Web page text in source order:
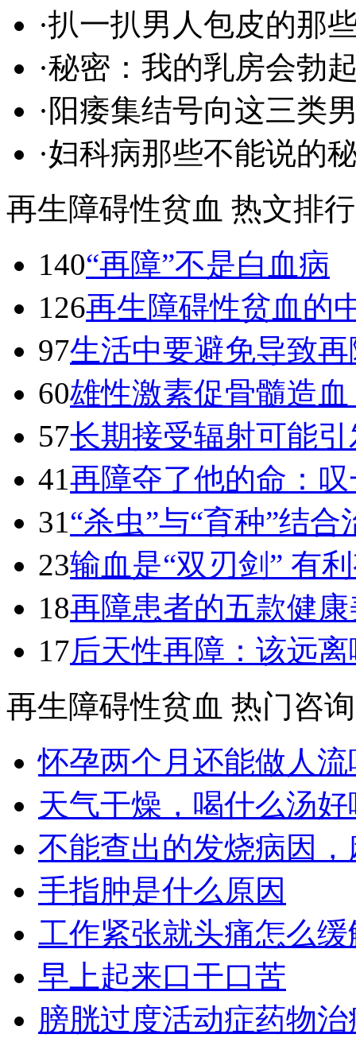
·扒一扒男人包皮的那
·秘密：我的乳房会勃
· 阳痿集结号向这三类
·妇科病那些不能说的
再生障碍性贫血 热文排行
140“再障”不是白血病
126再生障碍性贫血的
97生活中要避免导致再
60雄性激素促骨髓造
57长期接受辐射可能引
41再障夺了他的命：
31“杀虫”与“育种”结合
23输血是“双刃剑” 有
18再障患者的五款健康
17后天性再障：该远
再生障碍性贫血 热门咨询
怀孕两个月还能做人流
天气干燥，喝什么汤好
不能查出的发烧病因
手指肿是什么原因
工作紧张就头痛怎么缓
早上起来口干口苦
膀胱过度活动症药物